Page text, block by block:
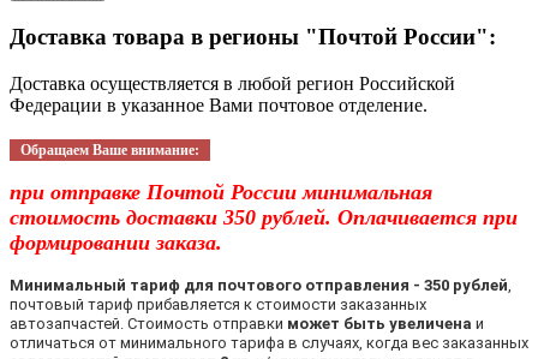
Доставка товара в регионы "Почтой России":
Доставка осуществляется в любой регион Российской
Федерации в указанное Вами почтовое отделение.
Обращаем Ваше внимание:
при отправке Почтой России минимальная
стоимость доставки 350 рублей. Оплачивается при
формировании заказа.
Минимальный тариф для почтового отправления - 350 рублей
почтовый тариф прибавляется к стоимости заказанных
автозапчастей. Стоимость отправки может быть увеличена и
отличаться от минимального тарифа в случаях, когда вес заказанных